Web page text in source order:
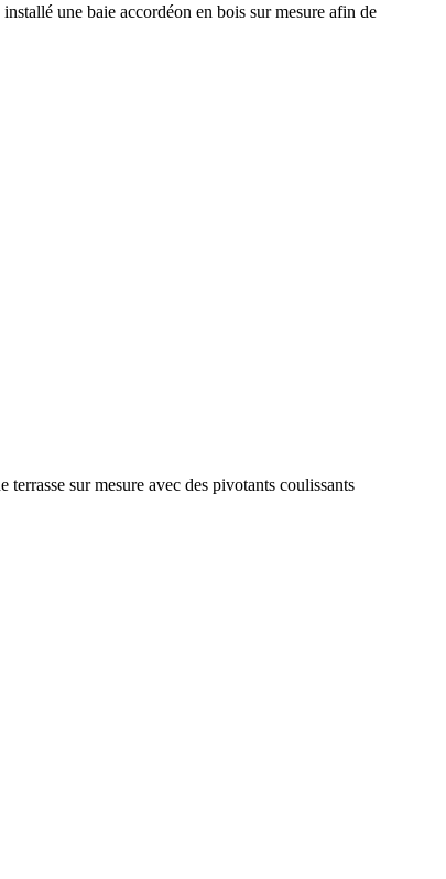
une baie accordéon en bois sur mesure afin de
sur mesure avec des pivotants coulissants